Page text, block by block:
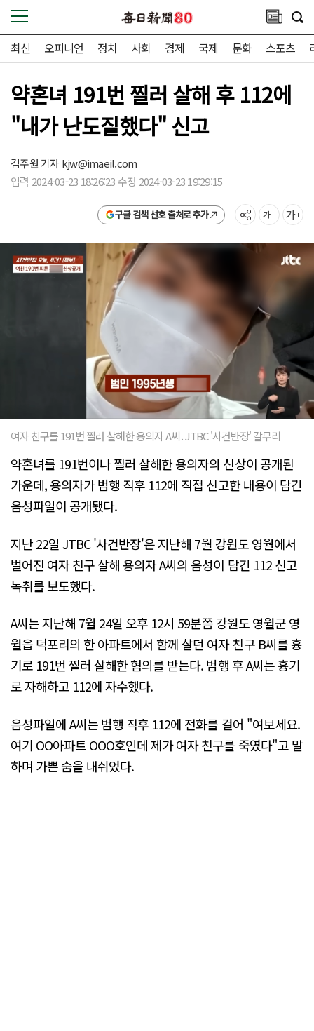
최신 오피니언 정치 사회 경제 국제 문화 스포츠
약혼녀 191번 찔러 살해 후 112에
"내가 난도질했다" 신고
김주원 기자kjw@imaeil.com
입력 2024-03-23 18:26:23 수정 2024-03-23 19:29:15
구글 검색 선호 출처로 추가
여자 친구를 191번 찔러 살해한 용의자 A씨. JTBC '사건반장' 갈무리
약혼녀를 191번이나 찔러 살해한 용의자의 신상이 공개된
가운데, 용의자가 범행 직후 112에 직접 신고한 내용이 담긴
음성파일이 공개됐다.
지난 22일 JTBC '사건반장'은 지난해 7월 강원도 영월에서
벌어진 여자 친구 살해 용의자 A씨의 음성이 담긴 112 신고
녹취를 보도했다.
A씨는 지난해 7월 24일 오후 12시 59분쯤 강원도 영월군 영
월읍 덕포리의 한 아파트에서 함께 살던 여자 친구 B씨를 흉
기로 191번 찔러 살해한 혐의를 받는다. 범행 후 A씨는 흉기
로 자해하고 112에 자수했다.
음성파일에 A씨는 범행 직후 112에 전화를 걸어 "여보세요.
여기 OO아파트 OOO호인데 제가 여자 친구를 죽였다"고 말
하며 가쁜 숨을 내쉬었다.